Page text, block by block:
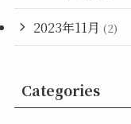
2023年11月 (2)
Categories